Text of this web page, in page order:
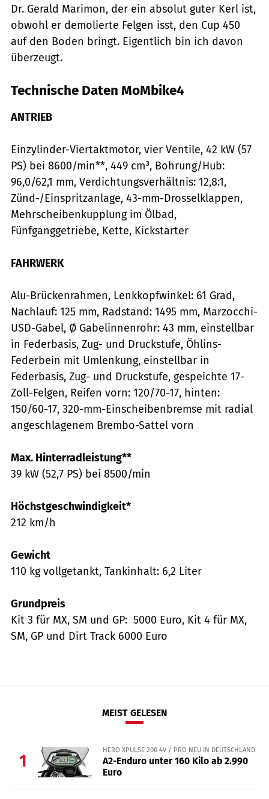
Dr. Gerald Marimon, der ein absolut guter Kerl ist,
­obwohl er demolierte Felgen isst, den Cup 450
auf den Boden bringt. Eigentlich bin ich davon
überzeugt.
Technische Daten MoMbike4
ANTRIEB
Einzylinder-Viertaktmotor, vier Ventile, 42 kW (57
PS) bei 8600/min**, 449 cm³, Bohrung/Hub:
96,0/62,1 mm, Verdichtungsverhältnis: 12,8:1,
Zünd-/Einspritzanlage, 43-mm-Drosselklappen,
Mehrscheibenkupplung im Ölbad,
Fünfganggetriebe, Kette, Kickstarter
FAHRWERK
Alu-Brückenrahmen, Lenkkopfwinkel: 61 Grad,
Nachlauf: 125 mm, Radstand: 1495 mm, Marzocchi-
USD-Gabel, Ø Gabelinnenrohr: 43 mm, einstellbar
in Federbasis, Zug- und Druckstufe, Öhlins-
Federbein mit Umlenkung, einstellbar in
Federbasis, Zug- und Druckstufe, gespeichte 17-
Zoll-Felgen, Reifen vorn: 120/70-17, hinten:
150/60-17, 320-mm-Einscheibenbremse mit radial
angeschlagenem ­Brembo-Sattel vorn
Max. Hinterradleistung**
39 kW (52,7 PS) bei 8500/min
Höchstgeschwindigkeit*
212 km/h
Gewicht
110 kg vollgetankt, Tankinhalt: 6,2 Liter
Grundpreis
Kit 3 für MX, SM und GP: 5000 Euro, Kit 4 für MX,
SM, GP und Dirt Track 6000 Euro
MEIST GELESEN
1
HERO XPULSE 200 4V / PRO NEU IN DEUTSCHLAND
A2-Enduro unter 160 Kilo ab 2.990
Euro